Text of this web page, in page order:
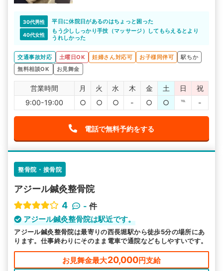
30代男性 平日に休院日があるのはちょっと困った
40代女性
もう少ししっかり手技（マッサージ）してもらえるとより
うれしかった
交通事故対応 土曜日OK 妊婦さん対応可 お子様同伴可
駅ちか
無料相談OK
お見舞金
営業時間 月 火 水 木 金 土 日
祝
9:00-19:00
○ ○ ○ - ○ ○ ℡ -
電話で無料予約をする
整骨院・接骨院
アジール鍼灸整骨院
4
- 件
アジール鍼灸整骨院は駅近です。
アジール鍼灸整骨院は最寄りの西長堀駅から徒歩5分の場所にあ
ります。仕事終わりにそのまま電車で通院などもしやすいです。
お見舞金最大20,000円支給